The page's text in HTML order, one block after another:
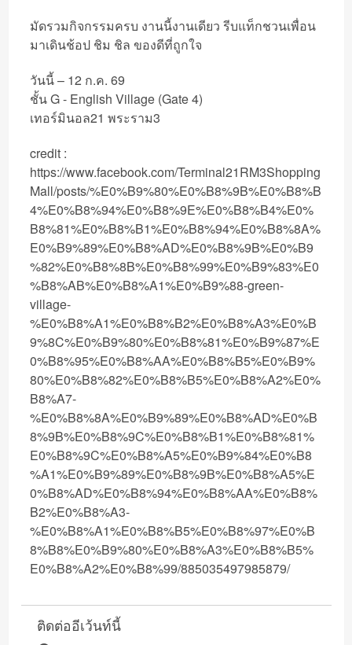
มัดรวมกิจกรรมครบ งานนี้งานเดียว รีบแท็กชวนเพื่อน
มาเดินช้อป ชิม ชิล ของดีที่ถูกใจ
วันนี้ – 12 ก.ค. 69
ชั้น G - English Village (Gate 4)
เทอร์มินอล21 พระราม3
credit :
https://www.facebook.com/Terminal21RM3Shopping
Mall/posts/%E0%B9%80%E0%B8%9B%E0%B8%B
4%E0%B8%94%E0%B8%9E%E0%B8%B4%E0%
B8%81%E0%B8%B1%E0%B8%94%E0%B8%8A%
E0%B9%89%E0%B8%AD%E0%B8%9B%E0%B9
%82%E0%B8%8B%E0%B8%99%E0%B9%83%E0
%B8%AB%E0%B8%A1%E0%B9%88-green-
village-
%E0%B8%A1%E0%B8%B2%E0%B8%A3%E0%B
9%8C%E0%B9%80%E0%B8%81%E0%B9%87%E
0%B8%95%E0%B8%AA%E0%B8%B5%E0%B9%
80%E0%B8%82%E0%B8%B5%E0%B8%A2%E0%
B8%A7-
%E0%B8%8A%E0%B9%89%E0%B8%AD%E0%B
8%9B%E0%B8%9C%E0%B8%B1%E0%B8%81%
E0%B8%9C%E0%B8%A5%E0%B9%84%E0%B8
%A1%E0%B9%89%E0%B8%9B%E0%B8%A5%E
0%B8%AD%E0%B8%94%E0%B8%AA%E0%B8%
B2%E0%B8%A3-
%E0%B8%A1%E0%B8%B5%E0%B8%97%E0%B
8%B8%E0%B9%80%E0%B8%A3%E0%B8%B5%
E0%B8%A2%E0%B8%99/885035497985879/
ติดต่ออีเว้นท์นี้